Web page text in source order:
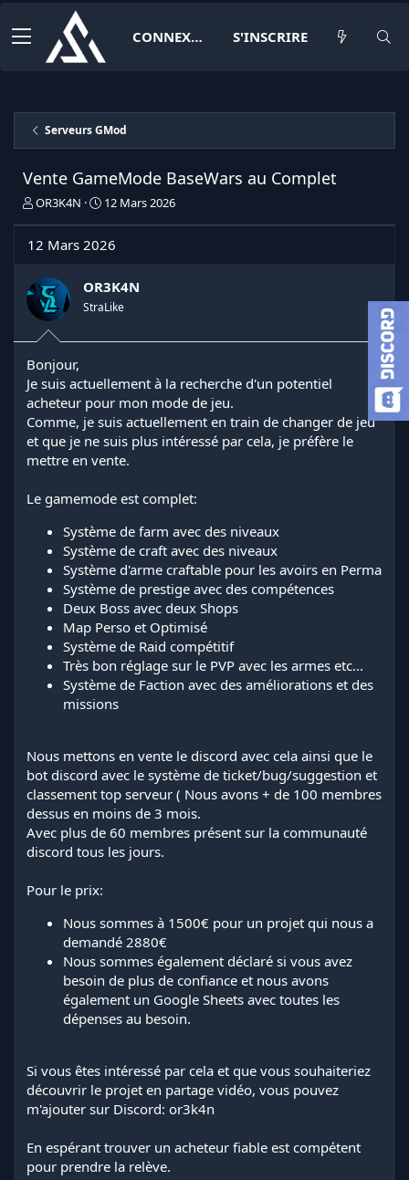
CONNEXION S'INSCRIRE
Serveurs GMod
Vente GameMode BaseWars au Complet
I
t
a
t
e
u
d
e
l
d
i
s
u
OR3K4N
D
e
e
d
é
12 Mars 2026
12 Mars 2026
OR3K4N
StraLike
Bonjour,
Je suis actuellement à la recherche d'un potentiel
acheteur pour mon mode de jeu.
Comme, je suis actuellement en train de changer de jeu
et que je ne suis plus intéressé par cela, je préfère le
mettre en vente.
Le gamemode est complet:
Système de farm avec des niveaux
Système de craft avec des niveaux
Système d'arme craftable pour les avoirs en Perma
Système de prestige avec des compétences
Deux Boss avec deux Shops
Map Perso et Optimisé
Système de Raid compétitif
Très bon réglage sur le PVP avec les armes etc...
Système de Faction avec des améliorations et des
missions
Nous mettons en vente le discord avec cela ainsi que le
bot discord avec le système de ticket/bug/suggestion et
classement top serveur ( Nous avons + de 100 membres
dessus en moins de 3 mois.
Avec plus de 60 membres présent sur la communauté
discord tous les jours.
Pour le prix:
Nous sommes à 1500€ pour un projet qui nous a
demandé 2880€
Nous sommes également déclaré si vous avez
besoin de plus de confiance et nous avons
également un Google Sheets avec toutes les
dépenses au besoin.
Si vous êtes intéressé par cela et que vous souhaiteriez
découvrir le projet en partage vidéo, vous pouvez
m'ajouter sur Discord: or3k4n
En espérant trouver un acheteur fiable est compétent
pour prendre la relève.